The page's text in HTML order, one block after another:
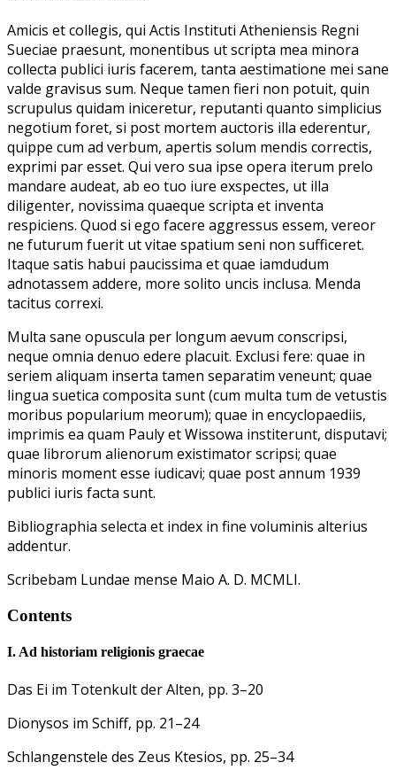
Amicis et collegis, qui Actis Instituti Atheniensis Regni
Sueciae praesunt, monentibus ut scripta mea minora
collecta publici iuris facerem, tanta aestimatione mei sane
valde gravisus sum. Neque tamen fieri non potuit, quin
scrupulus quidam iniceretur, reputanti quanto simplicius
negotium foret, si post mortem auctoris illa ederentur,
quippe cum ad verbum, apertis solum mendis correctis,
exprimi par esset. Qui vero sua ipse opera iterum prelo
mandare audeat, ab eo tuo iure exspectes, ut illa
diligenter, novissima quaeque scripta et inventa
respiciens. Quod si ego facere aggressus essem, vereor
ne futurum fuerit ut vitae spatium seni non sufficeret.
Itaque satis habui paucissima et quae iamdudum
adnotassem addere, more solito uncis inclusa. Menda
tacitus correxi.
Multa sane opuscula per longum aevum conscripsi,
neque omnia denuo edere placuit. Exclusi fere: quae in
seriem aliquam inserta tamen separatim veneunt; quae
lingua suetica composita sunt (cum multa tum de vetustis
moribus popularium meorum); quae in encyclopaediis,
imprimis ea quam Pauly et Wissowa institerunt, disputavi;
quae librorum alienorum existimator scripsi; quae
minoris moment esse iudicavi; quae post annum 1939
publici iuris facta sunt.
Bibliographia selecta et index in fine voluminis alterius
addentur.
Scribebam Lundae mense Maio A. D. MCMLI.
Contents
I. Ad historiam religionis graecae
Das Ei im Totenkult der Alten, pp. 3–20
Dionysos im Schiff, pp. 21–24
Schlangenstele des Zeus Ktesios, pp. 25–34